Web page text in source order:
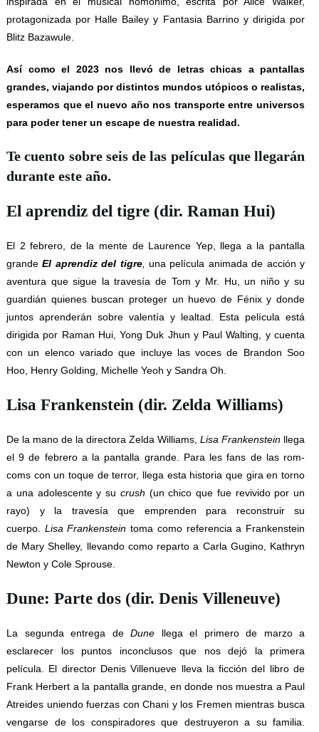
protagonizada por Halle Bailey y Fantasia Barrino y dirigida por
Blitz Bazawule.
Así como el 2023 nos llevó de letras chicas a pantallas
grandes, viajando por distintos mundos utópicos o realistas,
esperamos que el nuevo año nos transporte entre universos
para poder tener un escape de nuestra realidad.
Te cuento sobre seis de las películas que llegarán
durante este año.
El aprendiz del tigre (dir. Raman Hui)
El 2 febrero, de la mente de Laurence Yep, llega a la pantalla
grandeEl aprendiz del tigre,una película animada de acción y
aventura que sigue la travesía de Tom y Mr. Hu, un niño y su
guardián quienes buscan proteger un huevo de Fénix y donde
juntos aprenderán sobre valentía y lealtad. Esta película está
dirigida por Raman Hui, Yong Duk Jhun y Paul Walting, y cuenta
con un elenco variado que incluye las voces de Brandon Soo
Hoo, Henry Golding, Michelle Yeoh y Sandra Oh.
Lisa Frankenstein (dir. Zelda Williams)
De la mano de la directora Zelda Williams, Lisa Frankenstein llega
el 9 de febrero a la pantalla grande. Para les fans de las rom-
coms con un toque de terror, llega esta historia que gira en torno
a una adolescente y su crush (un chico que fue revivido por un
rayo) y la travesía que emprenden para reconstruir su
cuerpo. Lisa Frankensteintoma como referencia a Frankenstein
de Mary Shelley, llevando como reparto a Carla Gugino, Kathryn
Newton y Cole Sprouse.
Dune: Parte dos (dir. Denis Villeneuve)
La segunda entrega de Dune llega el primero de marzo a
esclarecer los puntos inconclusos que nos dejó la primera
película. El director Denis Villenueve lleva la ficción del libro de
Frank Herbert a la pantalla grande, en donde nos muestra a Paul
Atreides uniendo fuerzas con Chani y los Fremen mientras busca
vengarse de los conspiradores que destruyeron a su familia.